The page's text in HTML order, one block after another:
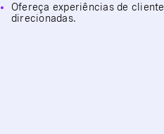
Ofereça experiências de cliente
direcionadas.